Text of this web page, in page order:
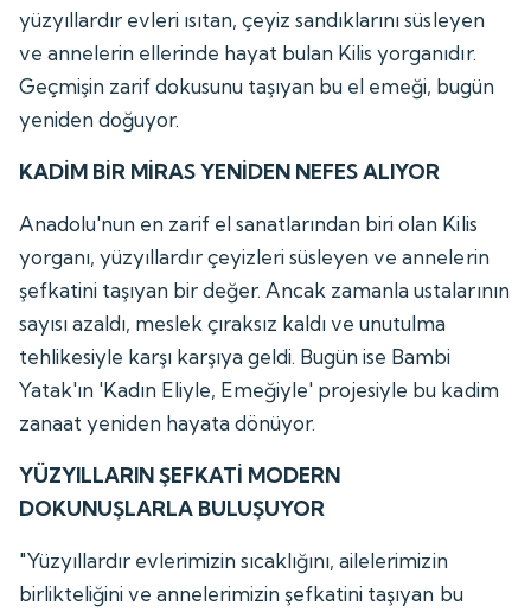
yüzyıllardır evleri ısıtan, çeyiz sandıklarını süsleyen
ve annelerin ellerinde hayat bulan Kilis yorganıdır.
Geçmişin zarif dokusunu taşıyan bu el emeği, bugün
yeniden doğuyor.
KADİM BİR MİRAS YENİDEN NEFES ALIYOR
Anadolu'nun en zarif el sanatlarından biri olan Kilis
yorganı, yüzyıllardır çeyizleri süsleyen ve annelerin
şefkatini taşıyan bir değer. Ancak zamanla ustalarının
sayısı azaldı, meslek çıraksız kaldı ve unutulma
tehlikesiyle karşı karşıya geldi. Bugün ise Bambi
Yatak'ın 'Kadın Eliyle, Emeğiyle' projesiyle bu kadim
zanaat yeniden hayata dönüyor.
YÜZYILLARIN ŞEFKATİ MODERN
DOKUNUŞLARLA BULUŞUYOR
"Yüzyıllardır evlerimizin sıcaklığını, ailelerimizin
birlikteliğini ve annelerimizin şefkatini taşıyan bu